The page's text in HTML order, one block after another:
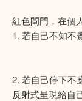
紅色閘門，在個
1. 若自己不知不
2. 若自己停下不
反射式呈現給自